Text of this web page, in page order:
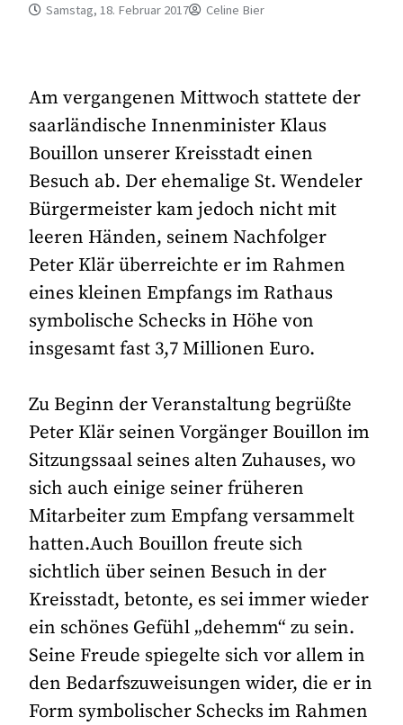
Samstag, 18. Februar 2017 Celine Bier
Am vergangenen Mittwoch stattete der
saarländische Innenminister Klaus
Bouillon unserer Kreisstadt einen
Besuch ab. Der ehemalige St. Wendeler
Bürgermeister kam jedoch nicht mit
leeren Händen, seinem Nachfolger
Peter Klär überreichte er im Rahmen
eines kleinen Empfangs im Rathaus
symbolische Schecks in Höhe von
insgesamt fast 3,7 Millionen Euro.
Zu Beginn der Veranstaltung begrüßte
Peter Klär seinen Vorgänger Bouillon im
Sitzungssaal seines alten Zuhauses, wo
sich auch einige seiner früheren
Mitarbeiter zum Empfang versammelt
hatten.Auch Bouillon freute sich
sichtlich über seinen Besuch in der
Kreisstadt, betonte, es sei immer wieder
ein schönes Gefühl „dehemm“ zu sein.
Seine Freude spiegelte sich vor allem in
den Bedarfszuweisungen wider, die er in
Form symbolischer Schecks im Rahmen